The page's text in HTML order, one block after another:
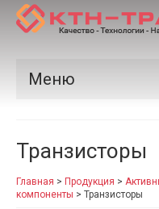
Меню
Производители
Рынки
Транзисторы
Главная > Продукция >
компоненты > Транзисторы